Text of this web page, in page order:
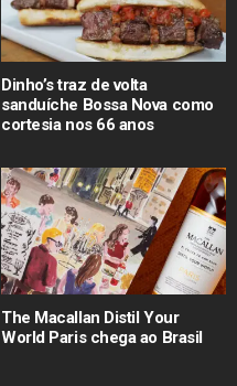
Dinho’s traz de volta
sanduíche Bossa Nova como
cortesia nos 66 anos
The Macallan Distil Your
World Paris chega ao Brasil